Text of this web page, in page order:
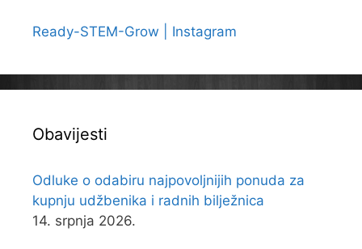
Ready-STEM-Grow | Instagram
Obavijesti
Odluke o odabiru najpovoljnijih ponuda za
kupnju udžbenika i radnih bilježnica
14. srpnja 2026.